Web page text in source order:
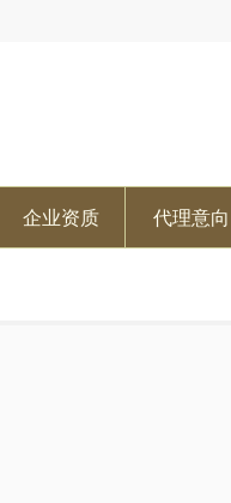
企业资质 代理意向